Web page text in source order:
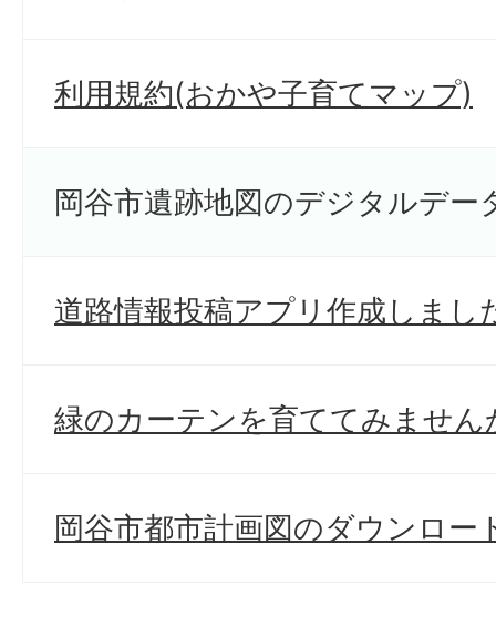
利用規約(おかや子育てマップ)
岡谷市遺跡地図のデジタルデー
道路情報投稿アプリ作成しまし
緑のカーテンを育ててみません
岡谷市都市計画図のダウンロー